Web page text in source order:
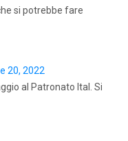
si potrebbe fare
20, 2022
al Patronato Ital. Si